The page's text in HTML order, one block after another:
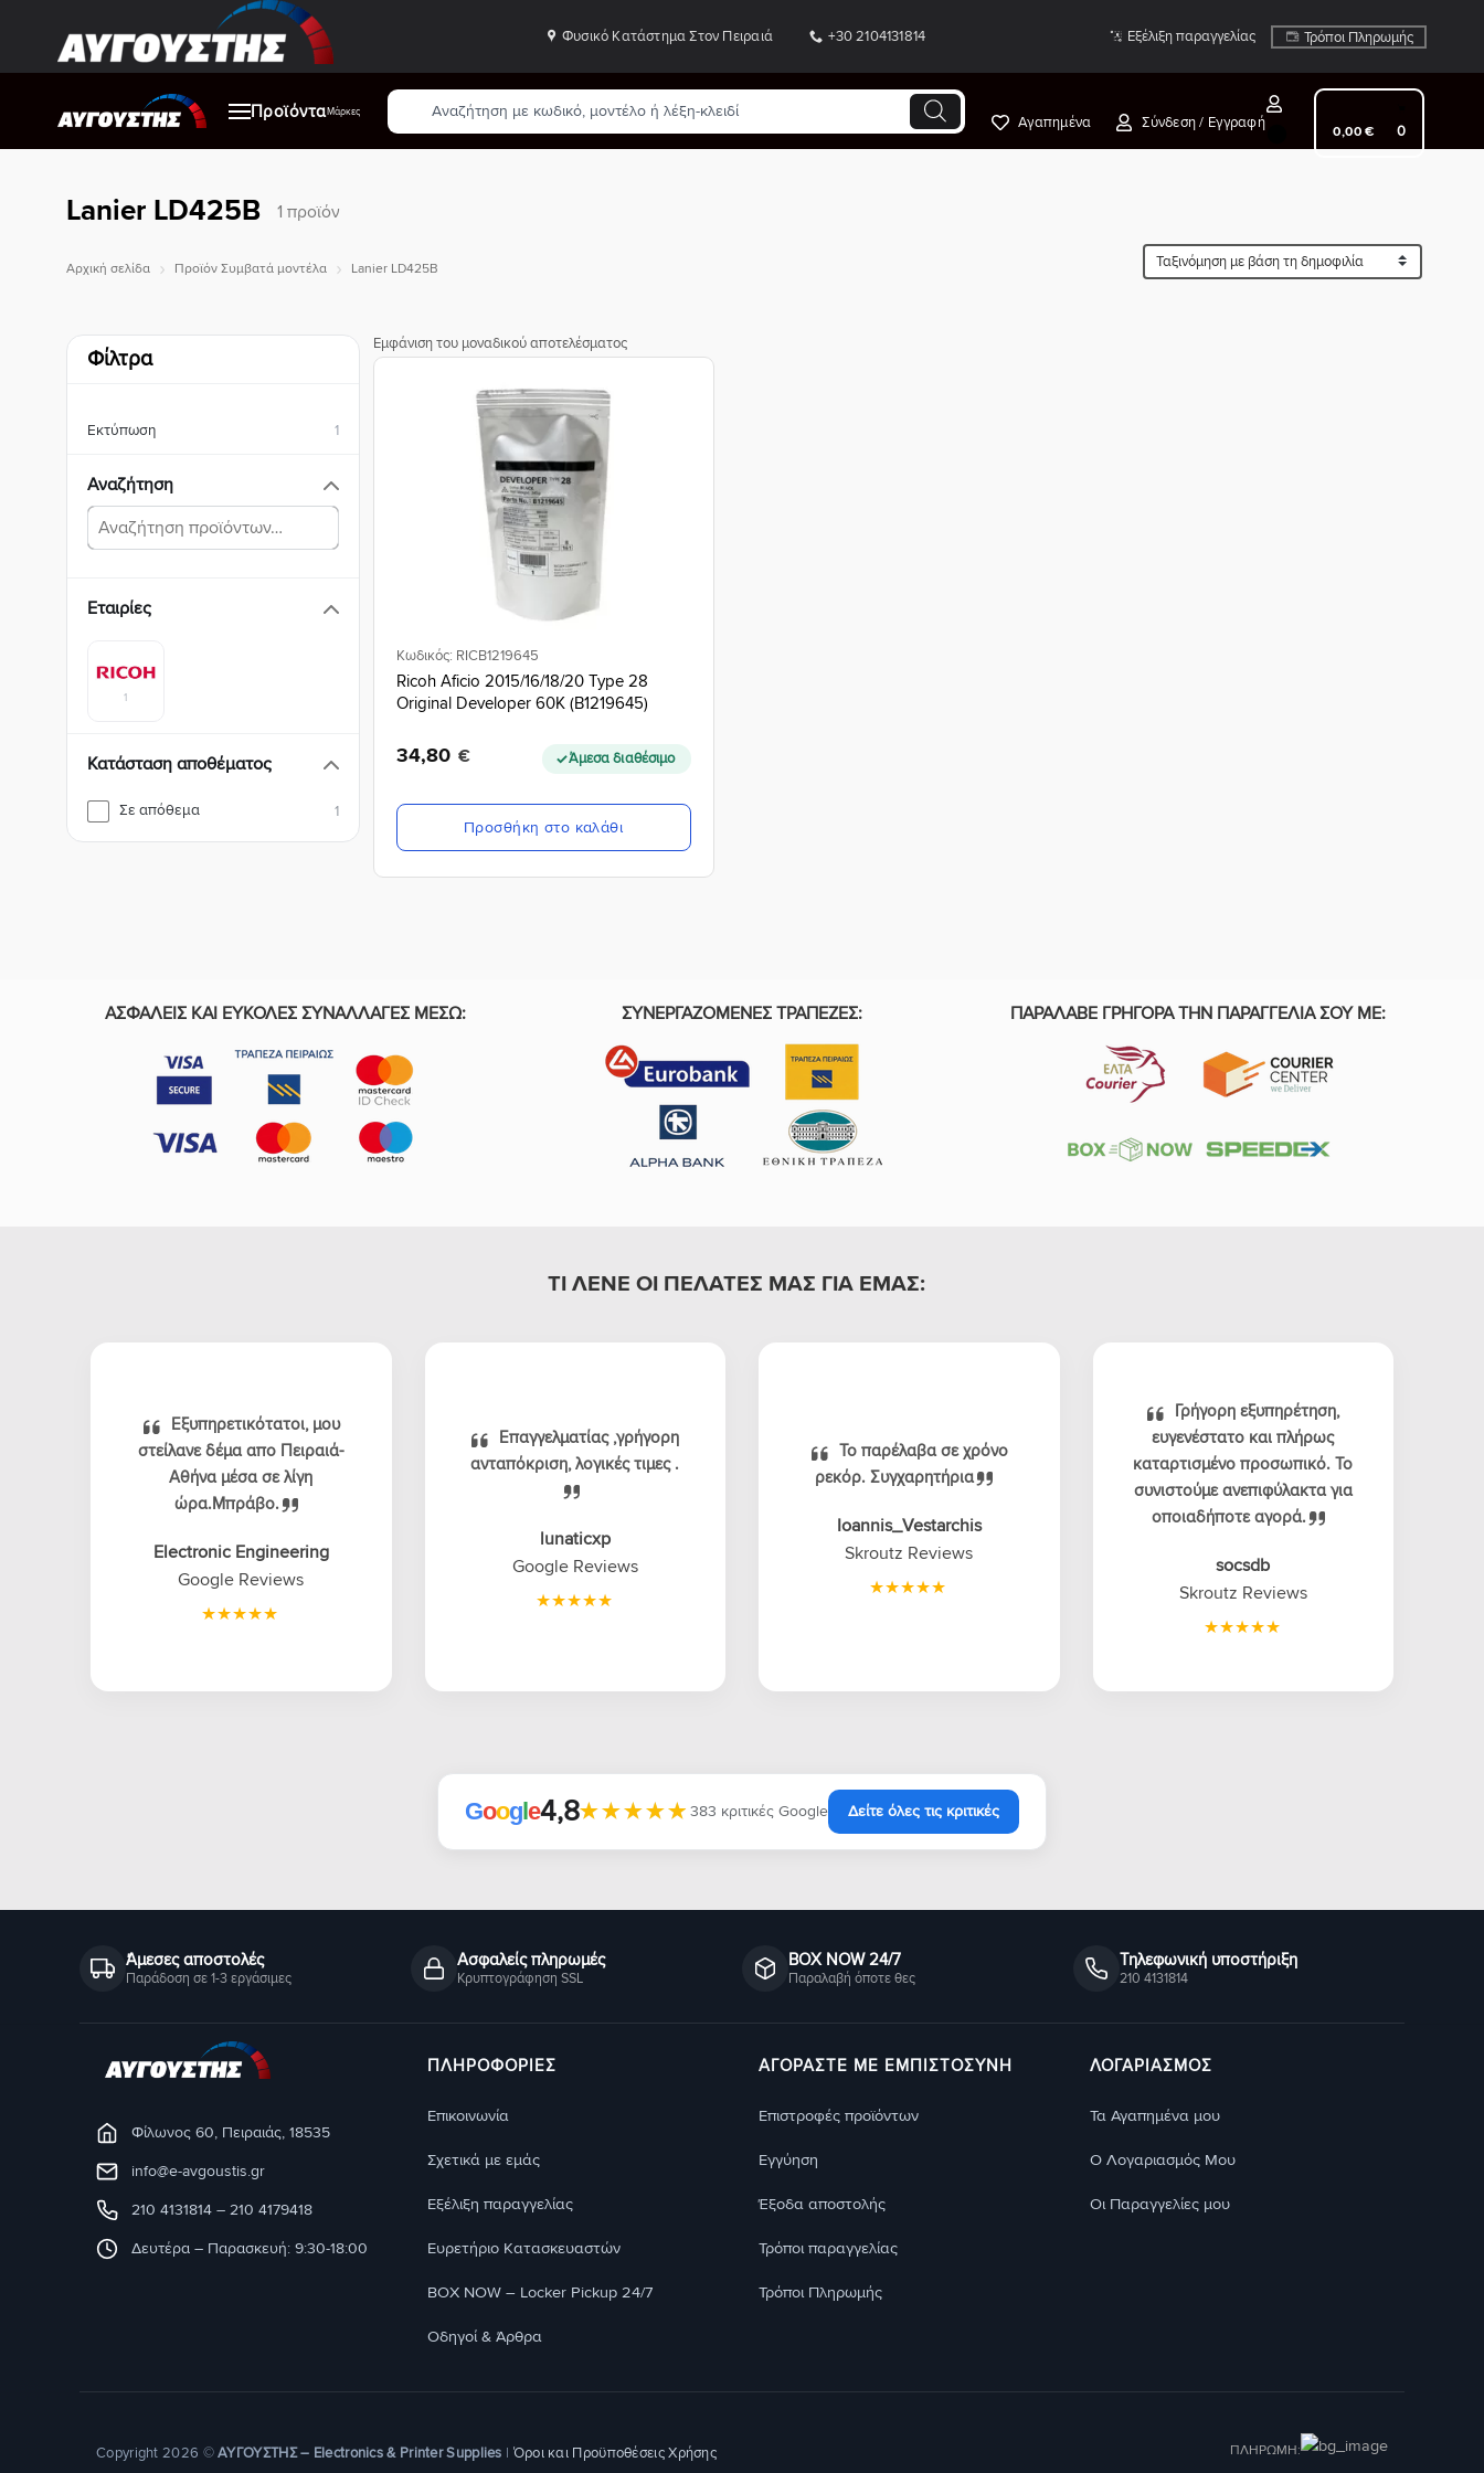
περιεχόμενο
Φυσικό Κατάστημα Στον Πειραιά +30 2104131814 Εξέλιξη παραγγελίας Τρόποι Πληρωμής
ΠροϊόνταΜάρκες
Αναζήτηση
προϊόντων
Αγαπημένα Σύνδεση / Εγγραφή
0,00€ 0
Lanier LD425B 1 προϊόν
Αρχική σελίδα Προϊόν Συμβατά μοντέλα Lanier LD425B
Φίλτρα
Εκτύπωση 1
Αναζήτηση
Εταιρίες
1
Κατάσταση αποθέματος
Σε απόθεμα 1
Εμφάνιση του μοναδικού αποτελέσματος
Κωδικός: RICB1219645
Ricoh Aficio 2015/16/18/20 Type 28
Original Developer 60K (B1219645)
34,80 €
Προσθήκη στο καλάθι
Άμεσα διαθέσιμο
Άμεσες αποστολές
Παράδοση σε 1-3 εργάσιμες
Ασφαλείς πληρωμές
Κρυπτογράφηση SSL
BOX NOW 24/7
Παραλαβή όποτε θες
Τηλεφωνική υποστήριξη
210 4131814
ΑΣΦΑΛΕΙΣ ΚΑΙ ΕΥΚΟΛΕΣ ΣΥΝΑΛΛΑΓΕΣ ΜΕΣΩ: ΣΥΝΕΡΓΑΖΟΜΕΝΕΣ ΤΡΑΠΕΖΕΣ: ΠΑΡΑΛΑΒΕ ΓΡΗΓΟΡΑ ΤΗΝ ΠΑΡΑΓΓΕΛΙΑ ΣΟΥ ΜΕ:
ΤΙ ΛΕΝΕ ΟΙ ΠΕΛΑΤΕΣ ΜΑΣ ΓΙΑ ΕΜΑΣ:
Εξυπηρετικότατοι, μου
στείλανε δέμα απο Πειραιά-
Αθήνα μέσα σε λίγη
ώρα.Μπράβο.
Electronic Engineering
Google Reviews
Επαγγελματίας ,γρήγορη
ανταπόκριση, λογικές τιμες .
lunaticxp
Google Reviews
Το παρέλαβα σε χρόνο
ρεκόρ. Συγχαρητήρια
Ioannis_Vestarchis
Skroutz Reviews
Γρήγορη εξυπηρέτηση,
ευγενέστατο και πλήρως
καταρτισμένο προσωπικό. Το
συνιστούμε ανεπιφύλακτα για
οποιαδήποτε αγορά.
socsdb
Skroutz Reviews
Goog e4,8★★★★★
★★★★★ 383 κριτικές Google Δείτε όλες τις κριτικές
Φίλωνος 60, Πειραιάς, 18535
info@e-avgoustis.gr
210 4131814 – 210 4179418
Δευτέρα – Παρασκευή: 9:30-18:00
ΠΛΗΡΟΦΟΡΊΕΣ
Eπικοινωνία
Σχετικά με εμάς
Εξέλιξη παραγγελίας
Ευρετήριο Κατασκευαστών
BOX NOW – Locker Pickup 24/7
Οδηγοί & Άρθρα
ΑΓΟΡΑΣΤΕ ΜΕ ΕΜΠΙΣΤΟΣΥΝΗ
Eπιστροφές προϊόντων
Eγγύηση
Έξοδα αποστολής
Τρόποι παραγγελίας
Τρόποι Πληρωμής
ΛΟΓΑΡΙΑΣΜΟΣ
Τα Αγαπημένα μου
Ο Λογαριασμός Μου
Οι Παραγγελίες μου
Copyright 2026 ©ΑΥΓΟΥΣΤΗΣ – Electronics & Printer Supplies | Όροι και Προϋποθέσεις Χρήσης